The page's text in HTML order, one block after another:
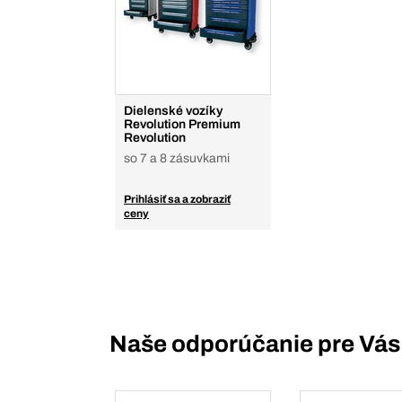
Dielenské vozíky
Revolution Premium
Revolution
so 7 a 8 zásuvkami
Prihlásiť sa a zobraziť
ceny
Naše odporúčanie pre